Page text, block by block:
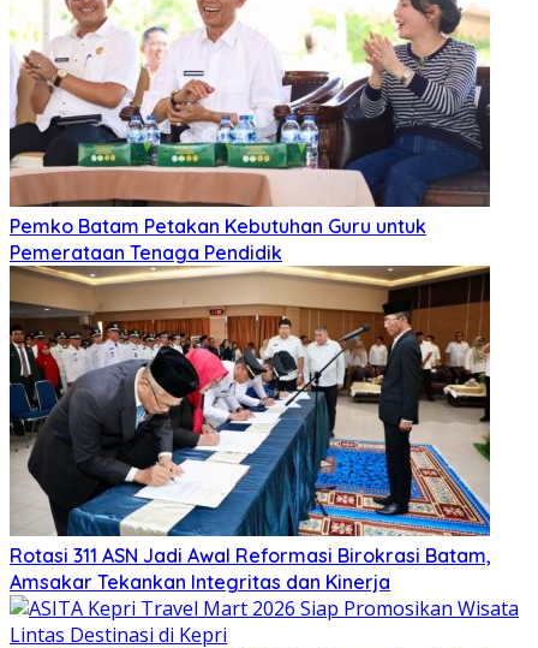
Pemko Batam Petakan Kebutuhan Guru untuk
Pemerataan Tenaga Pendidik
Rotasi 311 ASN Jadi Awal Reformasi Birokrasi Batam,
Amsakar Tekankan Integritas dan Kinerja